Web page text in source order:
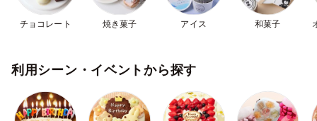
チョコレート 焼き菓子 アイス 和菓子
利用シーン・イベントから探す